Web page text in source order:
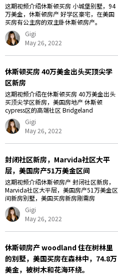
这期视频介绍休斯顿买房 小城堡别墅，94
万美金，休斯顿房产 好学区豪宅，在美国
买房有公主房的双主卧休斯顿房产。
Gigi
May 26, 2022
休斯顿买房 40万美金出头买顶尖学
区新房
这期视频介绍在休斯顿买房 40万美金出头
买顶尖学区新房，美国房地产 休斯顿
cypress区的高端社区 Bridgeland
Gigi
May 26, 2022
封闭社区新房，Marvida社区大平
层，美国房产51万美金区间
这期视频介绍休斯顿房产 封闭社区新房，
Marvida社区大平层，美国房产51万美金区
间新房别墅，美国买房新房刚需房
Gigi
May 26, 2022
休斯顿房产 woodland 住在树林里
的別墅，美国买房在森林中，74.8万
美金，被树木和花海环绕。